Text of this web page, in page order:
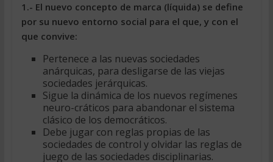
1.- El nuevo concepto de marca (líquida) se define
por su nuevo entorno social para el que, y con el
que convive:
Pertenece a las nuevas sociedades
anárquicas, para desligarse de las viejas
sociedades jerárquicas.
Sigue la dinámica de los nuevos regímenes
neuro-cráticos para abandonar el sistema
clásico de los democráticos.
Debe jugar con reglas propias de las
sociedades de control y olvidar las reglas de
juego de las sociedades disciplinarias.